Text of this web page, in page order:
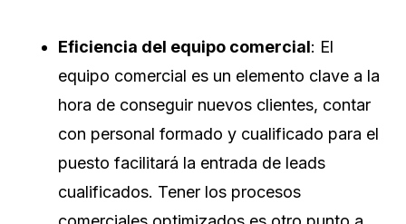
Eficiencia del equipo comercial: El
equipo comercial es un elemento clave a la
hora de conseguir nuevos clientes, contar
con personal formado y cualificado para el
puesto facilitará la entrada de leads
cualificados. Tener los procesos